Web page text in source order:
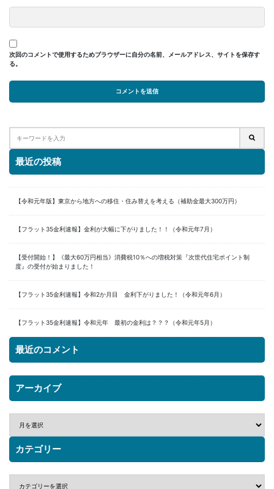
次回のコメントで使用するためブラウザーに自分の名前、メールアドレス、サイトを保存す
る。
最近の投稿
【令和元年版】東京から地方への移住・住み替えを考える（補助金最大300万円）
【フラット35金利速報】金利が大幅に下がりました！！（令和元年7月）
【受付開始！】《最大60万円相当》消費税10％への増税対策『次世代住宅ポイント制
度』の受付が始まりました！
【フラット35金利速報】令和2か月目 金利下がりました！（令和元年6月）
【フラット35金利速報】令和元年 最初の金利は？？？（令和元年5月）
最近のコメント
アーカイブ
カテゴリー